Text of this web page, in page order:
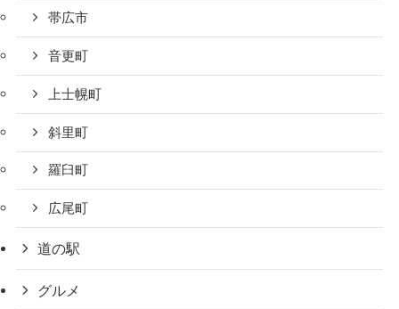
帯広市
音更町
上士幌町
斜里町
羅臼町
広尾町
道の駅
グルメ